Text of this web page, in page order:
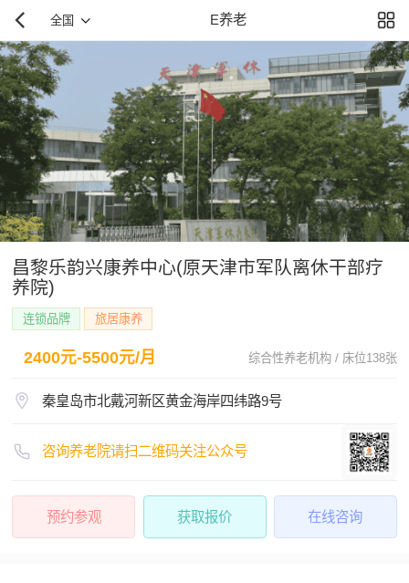
全国 E养老
昌黎乐韵兴康养中心(原天津市军队离休干部疗
养院)
连锁品牌 旅居康养
2400元-5500元/月 综合性养老机构 / 床位138张
秦皇岛市北戴河新区黄金海岸四纬路9号
咨询养老院请扫二维码关注公众号
预约参观 获取报价 在线咨询